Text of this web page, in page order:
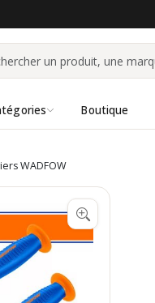
Boutique
WADFOW